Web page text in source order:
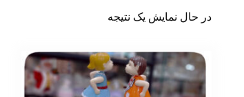
در حال نمایش یک نتیجه